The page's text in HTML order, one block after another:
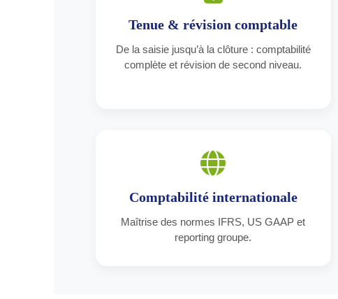
Tenue & révision comptable
De la saisie jusqu’à la clôture : comptabilité
complète et révision de second niveau.
Comptabilité internationale
Maîtrise des normes IFRS, US GAAP et
reporting groupe.